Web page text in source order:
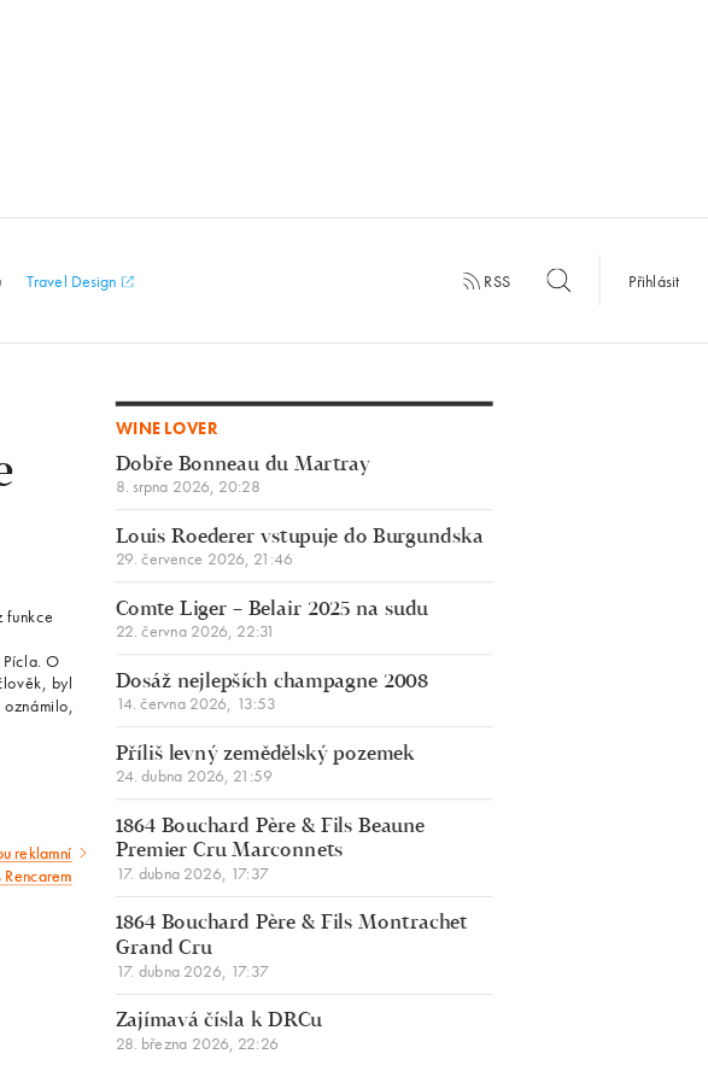
Travel Design RSS Přihlásit
funkce
O
byl
reklamní
Rencarem
WINE LOVER
Dobře Bonneau du Martray
8. srpna 2026, 20:28
Louis Roederer vstupuje do Burgundska
29. července 2026, 21:46
Comte Liger – Belair 2025 na sudu
22. června 2026, 22:31
Dosáž nejlepších champagne 2008
14. června 2026, 13:53
Příliš levný zemědělský pozemek
24. dubna 2026, 21:59
1864 Bouchard Père & Fils Beaune
Premier Cru Marconnets
17. dubna 2026, 17:37
1864 Bouchard Père & Fils Montrachet
Grand Cru
17. dubna 2026, 17:37
Zajímavá čísla k DRCu
28. března 2026, 22:26